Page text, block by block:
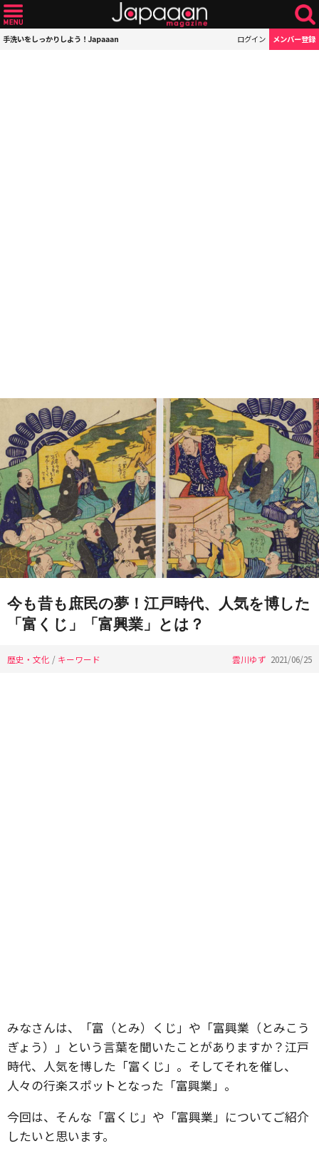
手洗いをしっかりしよう！Japaaan ログイン メンバー登録
今も昔も庶民の夢！江戸時代、人気を博した
「富くじ」「富興業」とは？
歴史・文化 / キーワード 雲川ゆず 2021/06/25
みなさんは、「富（とみ）くじ」や「富興業（とみこう
ぎょう）」という言葉を聞いたことがありますか？江戸
時代、人気を博した「富くじ」。そしてそれを催し、
人々の行楽スポットとなった「富興業」。
今回は、そんな「富くじ」や「富興業」についてご紹介
したいと思います。